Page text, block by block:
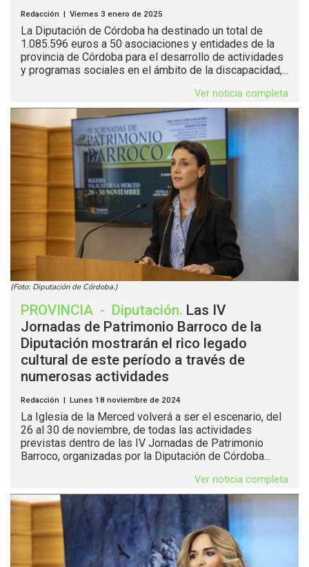
Redacción | Viernes 3 enero de 2025
La Diputación de Córdoba ha destinado un total de
1.085.596 euros a 50 asociaciones y entidades de la
provincia de Córdoba para el desarrollo de actividades
y programas sociales en el ámbito de la discapacidad,...
Ver noticia completa
(Foto: Diputación de Córdoba.)
PROVINCIA - Diputación. Las IV
Jornadas de Patrimonio Barroco de la
Diputación mostrarán el rico legado
cultural de este período a través de
numerosas actividades
Redacción | Lunes 18 noviembre de 2024
La Iglesia de la Merced volverá a ser el escenario, del
26 al 30 de noviembre, de todas las actividades
previstas dentro de las IV Jornadas de Patrimonio
Barroco, organizadas por la Diputación de Córdoba...
Ver noticia completa